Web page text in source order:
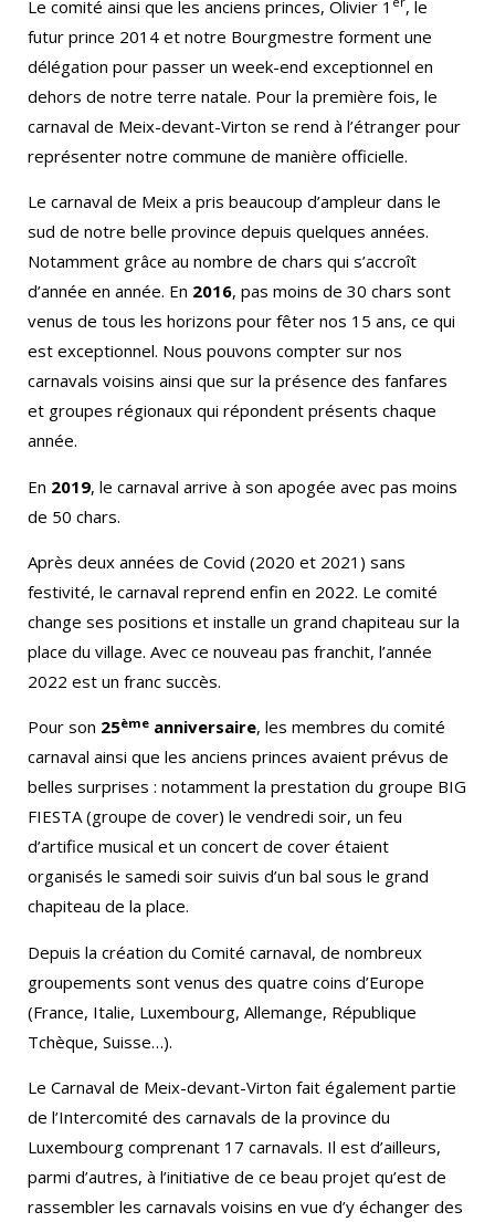
Le comité ainsi que les anciens princes, Olivier 1
, le
futur prince 2014 et notre Bourgmestre forment une
délégation pour passer un week-end exceptionnel en
dehors de notre terre natale. Pour la première fois, le
carnaval de Meix-devant-Virton se rend à l’étranger pour
représenter notre commune de manière officielle.
Le carnaval de Meix a pris beaucoup d’ampleur dans le
sud de notre belle province depuis quelques années.
Notamment grâce au nombre de chars qui s’accroît
d’année en année. En 2016, pas moins de 30 chars sont
venus de tous les horizons pour fêter nos 15 ans, ce qui
est exceptionnel. Nous pouvons compter sur nos
carnavals voisins ainsi que sur la présence des fanfares
et groupes régionaux qui répondent présents chaque
année.
En 2019, le carnaval arrive à son apogée avec pas moins
de 50 chars.
Après deux années de Covid (2020 et 2021) sans
festivité, le carnaval reprend enfin en 2022. Le comité
change ses positions et installe un grand chapiteau sur la
place du village. Avec ce nouveau pas franchit, l’année
2022 est un franc succès.
Pour son 25ème anniversaire, les membres du comité
carnaval ainsi que les anciens princes avaient prévus de
belles surprises : notamment la prestation du groupe BIG
FIESTA (groupe de cover) le vendredi soir, un feu
d’artifice musical et un concert de cover étaient
organisés le samedi soir suivis d’un bal sous le grand
chapiteau de la place.
Depuis la création du Comité carnaval, de nombreux
groupements sont venus des quatre coins d’Europe
(France, Italie, Luxembourg, Allemange, République
Tchèque, Suisse…).
Le Carnaval de Meix-devant-Virton fait également partie
de l’Intercomité des carnavals de la province du
Luxembourg comprenant 17 carnavals. Il est d’ailleurs,
parmi d’autres, à l’initiative de ce beau projet qu’est de
rassembler les carnavals voisins en vue d’y échanger des